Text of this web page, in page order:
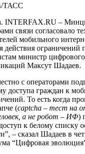
ТАСС
INTERFAX.RU –
связи согласовало
мобильного
действия ограничений
министр цифрового
Максут Шадаев.
с операторами
доступа граждан к
То есть когда
(captcha – тест на
а не робот – ИФ)
к белому списку
– сказал Шадаев в
“Цифровая